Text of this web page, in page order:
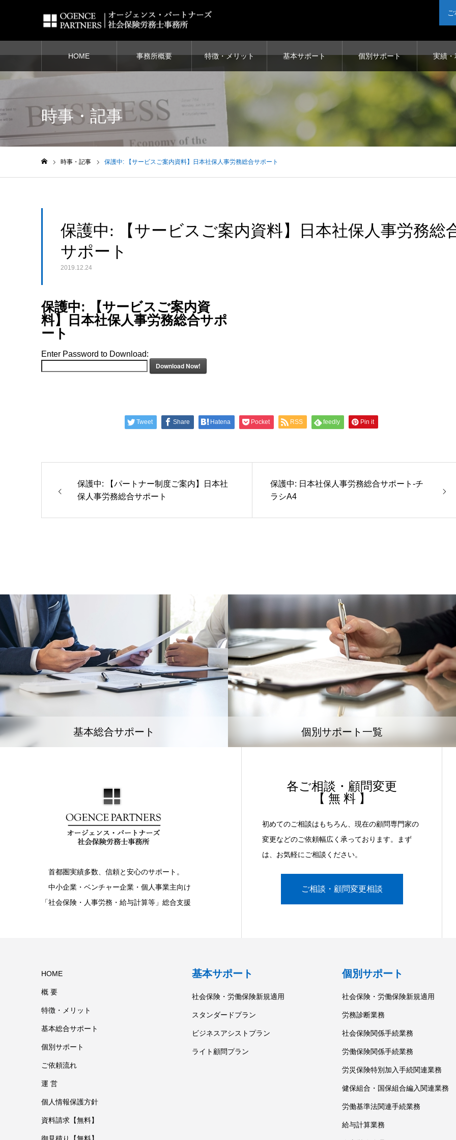
HOME 事務所概要 特徴・メリット 基本サポート 個別サポート 実績
Warning /home/life-edu/ogence.com/public_html/wp-content/themes/noel_tcd072/single.phpon line
時事・記事
時事・記事 保護中: 【サービスご案内資料】日本社保人事労務総合サポート
保護中: 【サービスご案内資料】日本社保人事労務総
サポート
2019.12.24
保護中: 【サービスご案内資
料】日本社保人事労務総合サポ
ート
Enter Password to Download:
Download Now!
Tweet Share Hatena Pocket RSS feedly Pin it
保護中: 【パートナー制度ご案内】日本社
保人事労務総合サポート
保護中: 日本社保人事労務総合サポート-チ
ラシA4
基本総合サポート 個別サポート一覧
首都圏実績多数、信頼と安心のサポート。
中小企業・ベンチャー企業・個人事業主向け
「社会保険・人事労務・給与計算等」総合支援
各ご相談・顧問変更
【 無 料 】
初めてのご相談はもちろん、現在の顧問専門家の
変更などのご依頼幅広く承っております。まず
は、お気軽にご相談ください。
ご相談・顧問変更相談
HOME
概 要
特徴・メリット
基本総合サポート
個別サポート
ご依頼流れ
運 営
個人情報保護方針
資料請求【無料】
基本サポート
社会保険・労働保険新規適用
スタンダードプラン
ビジネスアシストプラン
ライト顧問プラン
個別サポート
社会保険・労働保険新規適用
労務診断業務
社会保険関係手続業務
労働保険関係手続業務
労災保険特別加入手続関連業務
健保組合・国保組合編入関連業務
労働基準法関連手続業務
給与計算業務